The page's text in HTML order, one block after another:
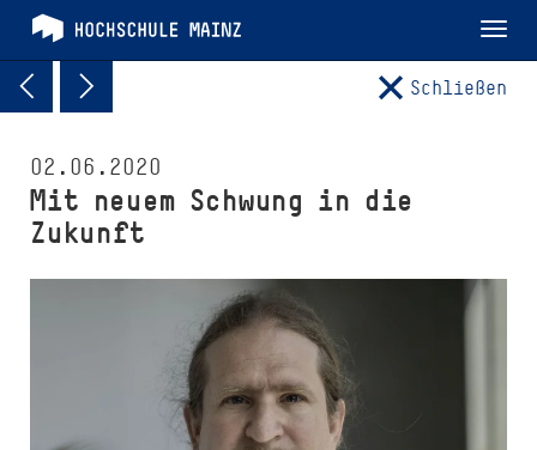
Schließen
02.06.2020
Mit neuem Schwung in die
Zukunft